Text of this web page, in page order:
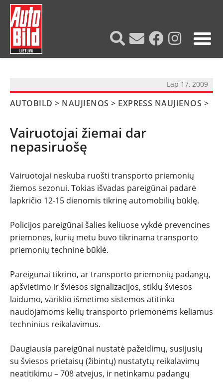
NAUJIENOS
TESTAI
NAUDOTI
REPORTAŽAI
SPORTAS
PATARIMAI
Lap 17, 2009
AUTOBILD > NAUJIENOS > EXPRESS NAUJIENOS >
Vairuotojai žiemai dar
nepasiruošę
Vairuotojai neskuba ruošti transporto priemonių
žiemos sezonui. Tokias išvadas pareigūnai padarė
lapkričio 12-15 dienomis tikrinę automobilių būklę.
Policijos pareigūnai šalies keliuose vykdė prevencines
priemones, kurių metu buvo tikrinama transporto
priemonių techninė būklė.
Pareigūnai tikrino, ar transporto priemonių padangų,
apšvietimo ir šviesos signalizacijos, stiklų šviesos
laidumo, variklio išmetimo sistemos atitinka
naudojamoms kelių transporto priemonėms keliamus
techninius reikalavimus.
Daugiausia pareigūnai nustatė pažeidimų, susijusių
su šviesos prietaisų (žibintų) nustatytų reikalavimų
neatitikimu – 708 atvejus, ir netinkamu padangų